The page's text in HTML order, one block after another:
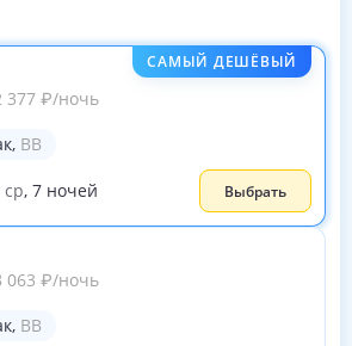
САМЫЙ ДЕШЁВЫЙ
377 ₽/ночь
, BB
ср, 7 ночей Выбрать
063 ₽/ночь
, BB